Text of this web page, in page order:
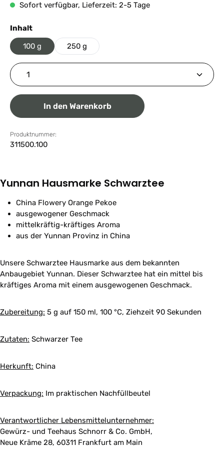
Sofort verfügbar, Lieferzeit: 2-5 Tage
Inhaltauswählen
100 g 250 g
Produkt Anzahl: Gib den gewünschten Wert ein
In den Warenkorb
Produktnummer:
311500.100
Yunnan Hausmarke Schwarztee
China Flowery Orange Pekoe
ausgewogener Geschmack
mittelkräftig-kräftiges Aroma
aus der Yunnan Provinz in China
Unsere Schwarztee Hausmarke aus dem bekannten
Anbaugebiet Yunnan. Dieser Schwarztee hat ein mittel bis
kräftiges Aroma mit einem ausgewogenen Geschmack.
Zubereitung: 5 g auf 150 ml, 100 °C, Ziehzeit 90 Sekunden
Zutaten: Schwarzer Tee
Herkunft: China
Verpackung: Im praktischen Nachfüllbeutel
Verantwortlicher Lebensmittelunternehmer:
Gewürz- und Teehaus Schnorr & Co. GmbH,
Neue Kräme 28, 60311 Frankfurt am Main